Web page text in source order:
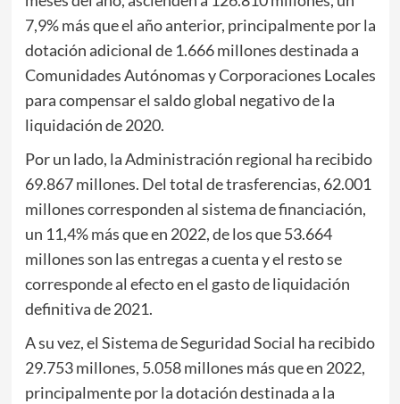
7,9% más que el año anterior, principalmente por la
dotación adicional de 1.666 millones destinada a
Comunidades Autónomas y Corporaciones Locales
para compensar el saldo global negativo de la
liquidación de 2020.
Por un lado, la Administración regional ha recibido
69.867 millones. Del total de trasferencias, 62.001
millones corresponden al sistema de financiación,
un 11,4% más que en 2022, de los que 53.664
millones son las entregas a cuenta y el resto se
corresponde al efecto en el gasto de liquidación
definitiva de 2021.
A su vez, el Sistema de Seguridad Social ha recibido
29.753 millones, 5.058 millones más que en 2022,
principalmente por la dotación destinada a la